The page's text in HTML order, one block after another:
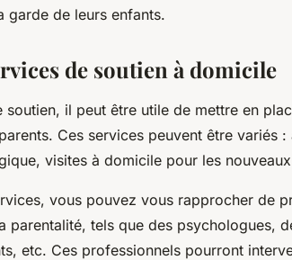
garde de leurs enfants.
de soutien à domicile
soutien, il peut être utile de mettre en
Ces services peuvent être variés
visites à domicile pour les
vous pouvez vous rapprocher de
parentalité, tels que des psychologues,
etc. Ces professionnels pourront